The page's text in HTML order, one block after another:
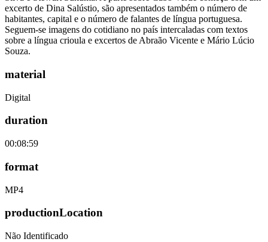
excerto de Dina Salústio, são apresentados também o número de
habitantes, capital e o número de falantes de língua portuguesa.
Seguem-se imagens do cotidiano no país intercaladas com textos
sobre a língua crioula e excertos de Abraão Vicente e Mário Lúcio
Souza.
material
Digital
duration
00:08:59
format
MP4
productionLocation
Não Identificado